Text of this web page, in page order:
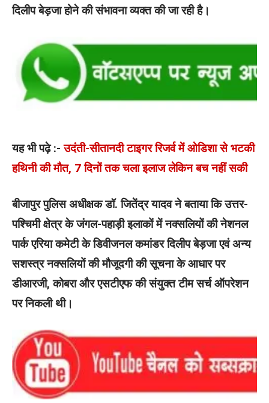
दिलीप बेड़जा होने की संभावना व्यक्त की जा रही है।
यह भी पढ़े :-उदंती-सीतानदी टाइगर रिजर्व में ओडिशा से भटकी
हथिनी की मौत, 7 दिनों तक चला इलाज लेकिन बच नहीं सकी
बीजापुर पुलिस अधीक्षक डॉ. जितेंद्र यादव ने बताया कि उत्तर-
पश्चिमी क्षेत्र के जंगल-पहाड़ी इलाकों में नक्सलियों की नेशनल
पार्क एरिया कमेटी के डिवीजनल कमांडर दिलीप बेड़जा एवं अन्य
सशस्त्र नक्सलियों की मौजूदगी की सूचना के आधार पर
डीआरजी, कोबरा और एसटीएफ की संयुक्त टीम सर्च ऑपरेशन
पर निकली थी।